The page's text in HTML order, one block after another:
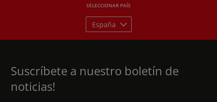
SELECCIONAR PAÍS
España
Suscríbete a nuestro boletín de
noticias!